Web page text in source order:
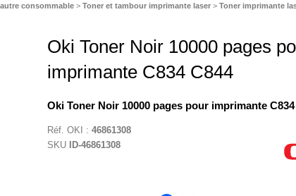
consommable > Toner et tambour imprimante laser > Toner imprimante
Oki Toner Noir 10000 pages
imprimante C834 C844
Oki Toner Noir 10000 pages pour imprimante C834
Réf. OKI : 46861308
SKU
ID-46861308